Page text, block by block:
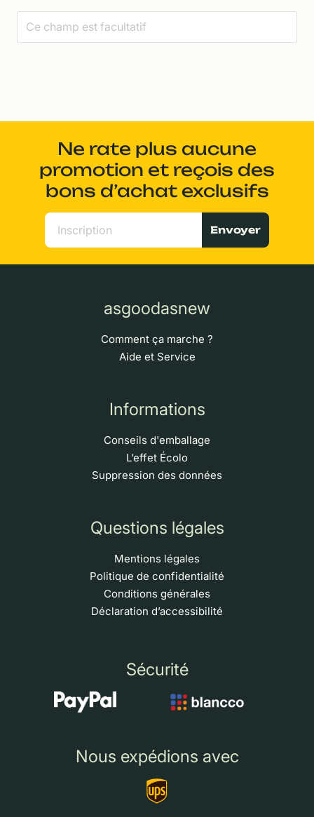
Ne rate plus aucune
promotion et reçois des
bons d’achat exclusifs
Envoyer
asgoodasnew
Comment ça marche ?
Aide et Service
Informations
Conseils d'emballage
L’effet Écolo
Suppression des données
Questions légales
Mentions légales
Politique de confidentialité
Conditions générales
Déclaration d’accessibilité
Sécurité
Nous expédions avec